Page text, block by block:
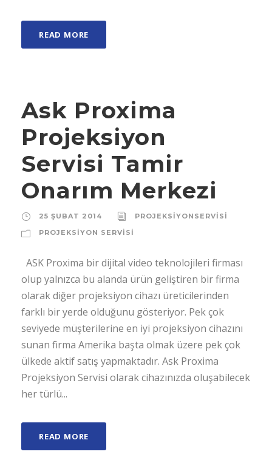
READ MORE
Ask Proxima
Projeksiyon
Servisi Tamir
Onarım Merkezi
25 ŞUBAT 2014
PROJEKSIYONSERVISI
PROJEKSIYON SERVISI
ASK Proxima bir dijital video teknolojileri firması
olup yalnızca bu alanda ürün geliştiren bir firma
olarak diğer projeksiyon cihazı üreticilerinden
farklı bir yerde olduğunu gösteriyor. Pek çok
seviyede müşterilerine en iyi projeksiyon cihazını
sunan firma Amerika başta olmak üzere pek çok
ülkede aktif satış yapmaktadır. Ask Proxima
Projeksiyon Servisi olarak cihazınızda oluşabilecek
her türlü...
READ MORE